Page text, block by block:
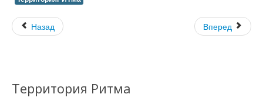
Назад Вперед
Территория Ритма